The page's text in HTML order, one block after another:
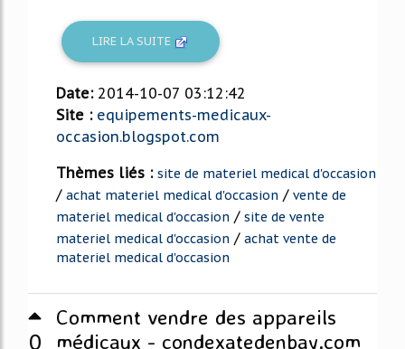
LIRE LA SUITE
Date: 2014-10-07 03:12:42
Site : equipements-medicaux-
occasion.blogspot.com
Thèmes liés : site de materiel medical d'occasion
/ achat materiel medical d'occasion / vente de
materiel medical d'occasion / site de vente
materiel medical d'occasion / achat vente de
materiel medical d'occasion
0
Comment vendre des appareils
médicaux - condexatedenbay.com